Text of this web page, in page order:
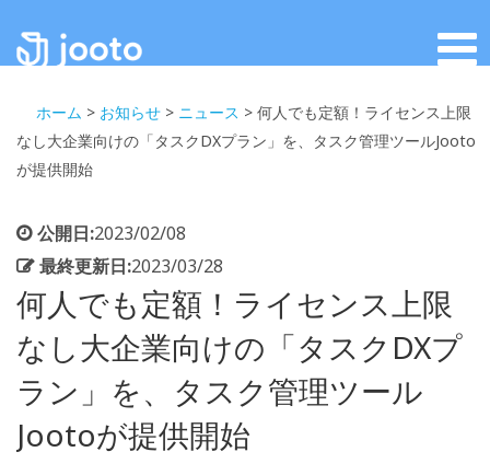
ホーム > お知らせ > ニュース > 何人でも定額！ライセンス上限
なし大企業向けの「タスクDXプラン」を、タスク管理ツールJooto
が提供開始
公開日:2023/02/08
最終更新日:2023/03/28
何人でも定額！ライセンス上限
なし大企業向けの「タスクDXプ
ラン」を、タスク管理ツール
Jootoが提供開始